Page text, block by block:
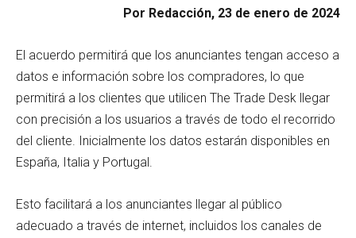
Por Redacción, 23 de enero de 2024
El acuerdo permitirá que los anunciantes tengan acceso a
datos e información sobre los compradores, lo que
permitirá a los clientes que utilicen The Trade Desk llegar
con precisión a los usuarios a través de todo el recorrido
del cliente. Inicialmente los datos estarán disponibles en
España, Italia y Portugal.
Esto facilitará a los anunciantes llegar al público
adecuado a través de internet, incluidos los canales de